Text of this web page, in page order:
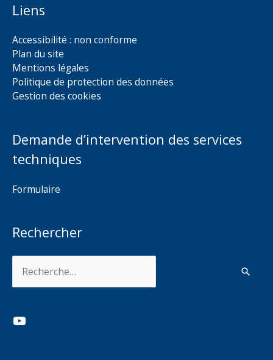
Liens
Accessibilité : non conforme
Plan du site
Mentions légales
Politique de protection des données
Gestion des cookies
Demande d’intervention des services
techniques
Formulaire
Rechercher
YouTube